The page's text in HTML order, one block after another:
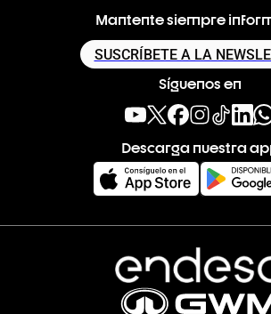
Mantente siempre
SUSCRÍBETE A LA
Síguenos en
Descarga nuestra